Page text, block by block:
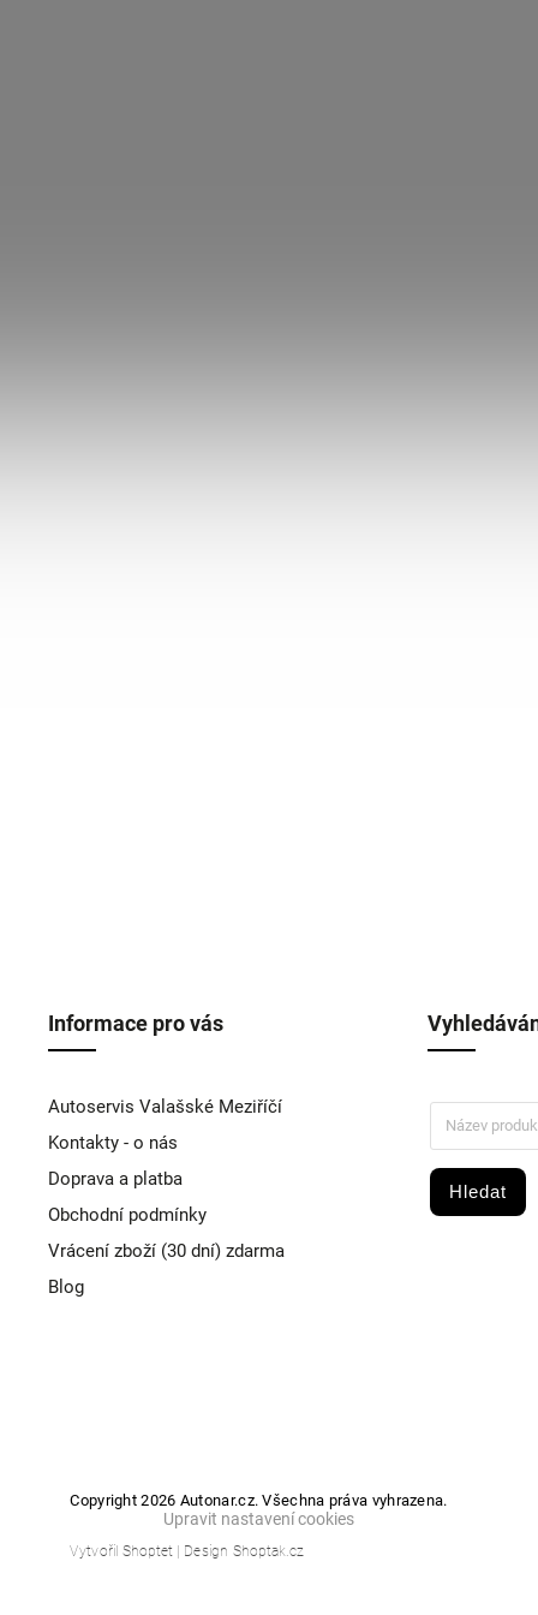
Informace pro vás
Autoservis Valašské Meziříčí
Kontakty - o nás
Doprava a platba
Obchodní podmínky
Vrácení zboží (30 dní) zdarma
Blog
Hledat
Copyright 2026 Autonar.cz. Všechna práva vyhrazena.
Upravit nastavení cookies
VytvořilShoptet | DesignShoptak.cz